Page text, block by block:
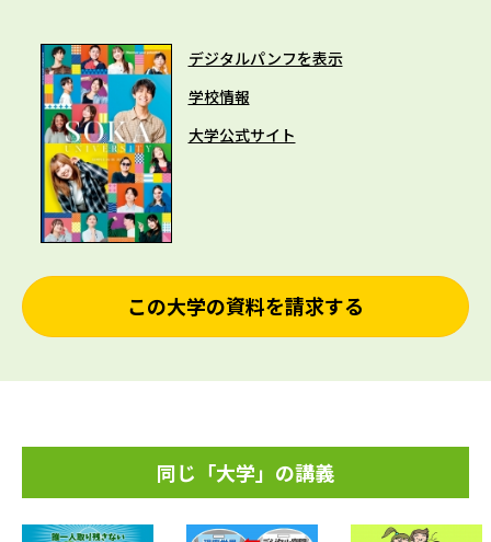
デジタルパンフを表示
学校情報
大学公式サイト
この大学の資料を請求する
同じ「大学」の講義